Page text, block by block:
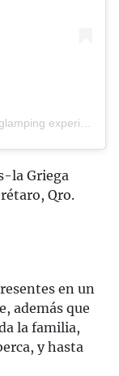
la Griega
Qro.
en un
además que
la familia,
y hasta